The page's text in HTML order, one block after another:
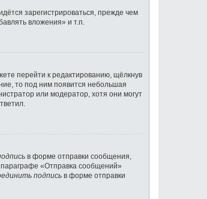
зарегистрироваться, прежде чем
вложения» и т.п.
перейти к редактированию, щёлкнув
то под ним появится небольшая
или модератор, хотя они могут
в форме отправки сообщения,
«Отправка сообщений»
подпись в форме отправки